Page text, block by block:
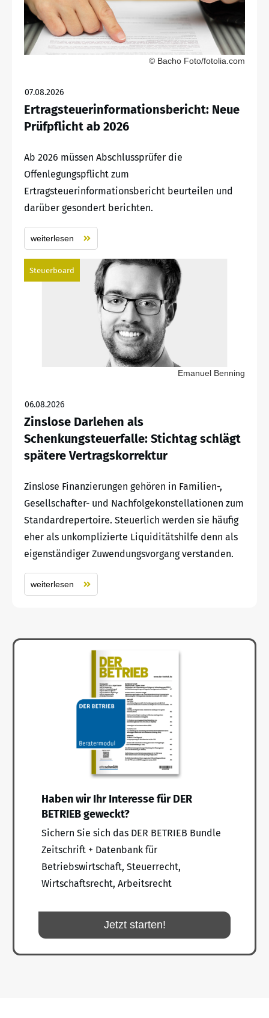
© Bacho Foto/fotolia.com
07.08.2026
Ertragsteuerinformationsbericht: Neue
Prüfpflicht ab 2026
Ab 2026 müssen Abschlussprüfer die
Offenlegungspflicht zum
Ertragsteuerinformationsbericht beurteilen und
darüber gesondert berichten.
weiterlesen
Steuerboard
Emanuel Benning
06.08.2026
Zinslose Darlehen als
Schenkungsteuerfalle: Stichtag schlägt
spätere Vertragskorrektur
Zinslose Finanzierungen gehören in Familien-,
Gesellschafter- und Nachfolgekonstellationen zum
Standardrepertoire. Steuerlich werden sie häufig
eher als unkomplizierte Liquiditätshilfe denn als
eigenständiger Zuwendungsvorgang verstanden.
weiterlesen
Haben wir Ihr Interesse für DER
BETRIEB geweckt?
Sichern Sie sich das DER BETRIEB Bundle
Zeitschrift + Datenbank für
Betriebswirtschaft, Steuerrecht,
Wirtschaftsrecht, Arbeitsrecht
Jetzt starten!